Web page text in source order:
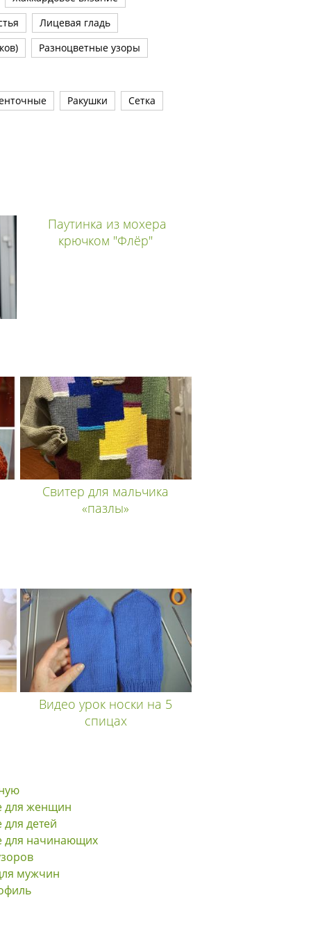
Лицевая гладь
Разноцветные узоры
Ракушки
Сетка
Паутинка из мохера
крючком "Флёр"
Свитер для мальчика
«пазлы»
Видео урок носки на 5
спицах
для женщин
для детей
для начинающих
мужчин